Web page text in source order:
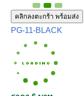
คลิกลงตะกร้า พร้อมส่ง
PG-11-BLACK